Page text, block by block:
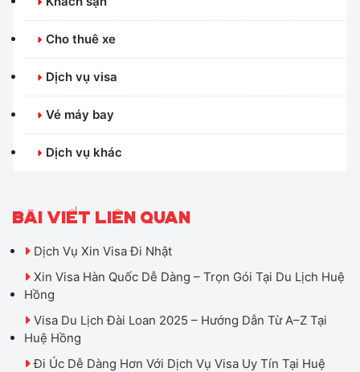
Cho thuê xe
Dịch vụ visa
Vé máy bay
Dịch vụ khác
BÀI VIẾT LIÊN QUAN
Dịch Vụ Xin Visa Đi Nhật
Xin Visa Hàn Quốc Dễ Dàng – Trọn Gói Tại Du Lịch Huệ
Hồng
Visa Du Lịch Đài Loan 2025 – Hướng Dẫn Từ A–Z Tại
Huệ Hồng
Đi Úc Dễ Dàng Hơn Với Dịch Vụ Visa Uy Tín Tại Huệ